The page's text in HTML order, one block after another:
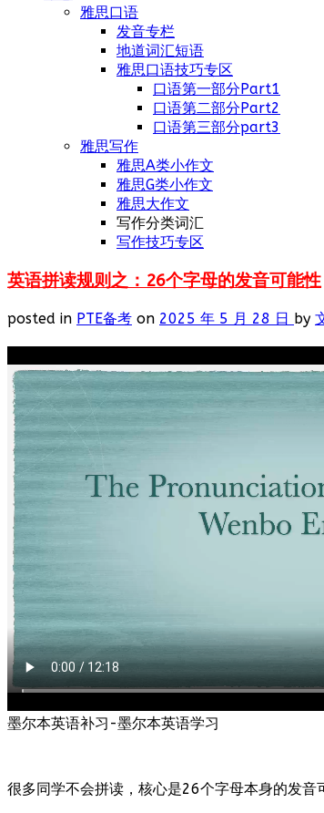
雅思口语
发音专栏
地道词汇短语
雅思口语技巧专区
口语第一部分Part1
口语第二部分Part2
口语第三部分part3
雅思写作
雅思A类小作文
雅思G类小作文
雅思大作文
写作分类词汇
写作技巧专区
英语拼读规则之：26个字母的发音可能性
posted in PTE备考 on 2025 年 5 月 28 日 by
墨尔本英语补习-墨尔本英语学习
很多同学不会拼读，核心是26个字母本身的发音